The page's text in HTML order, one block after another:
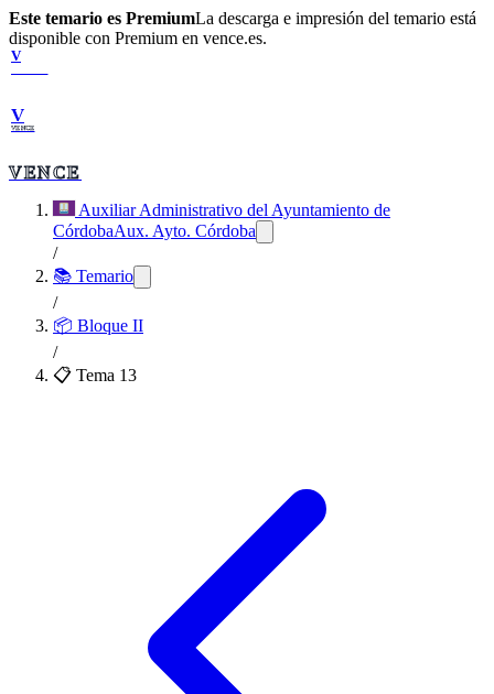
Este temario es PremiumLa descarga e impresión del temario está
disponible con Premium en vence.es.
V
V
VENCE
VENCE
Auxiliar Administrativo del Ayuntamiento de
CórdobaAux. Ayto. Córdoba
/
📚 Temario
/
📦 Bloque II
/
📋 Tema 13